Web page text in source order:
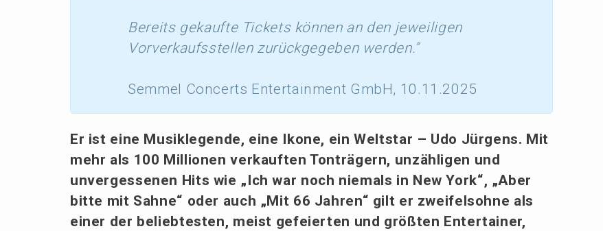
Bereits gekauf­te Tickets können an den jewei­li­gen
Vorver­kaufs­stel­len zurück­ge­ge­ben werden.”
Semmel Concerts Enter­tain­ment GmbH, 10.11.2025
Er ist eine Musik­le­gen­de, eine Ikone, ein Weltstar – Udo Jürgens. Mit
mehr als 100 Millio­nen verkauf­ten Tonträ­gern, unzäh­li­gen und
unver­ges­se­nen Hits wie „Ich war noch niemals in New York“, „Aber
bitte mit Sahne“ oder auch „Mit 66 Jahren“ gilt er zweifels­oh­ne als
einer der belieb­tes­ten, meist gefei­er­ten und größten Enter­tai­ner,